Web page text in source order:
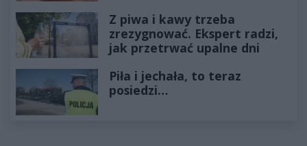
Z piwa i kawy trzeba
zrezygnować. Ekspert radzi,
jak przetrwać upalne dni
Piła i jechała, to teraz
posiedzi…